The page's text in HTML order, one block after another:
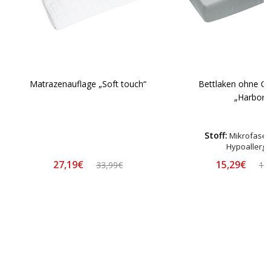
Matrazenauflage „Soft touch“
27,19€ 33,99€
Bettlaken ohne
„Harbor“
Stoff:
15,29€